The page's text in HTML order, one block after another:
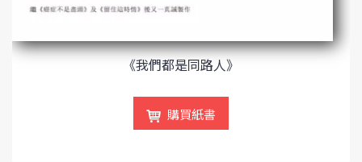
《我們都是同路人》
購買紙書